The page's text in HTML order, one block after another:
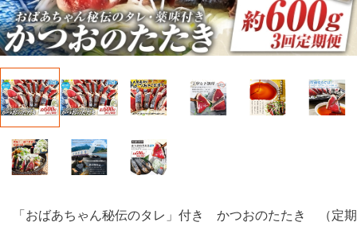
「おばあちゃん秘伝のタレ」付き かつおのたたき （定期